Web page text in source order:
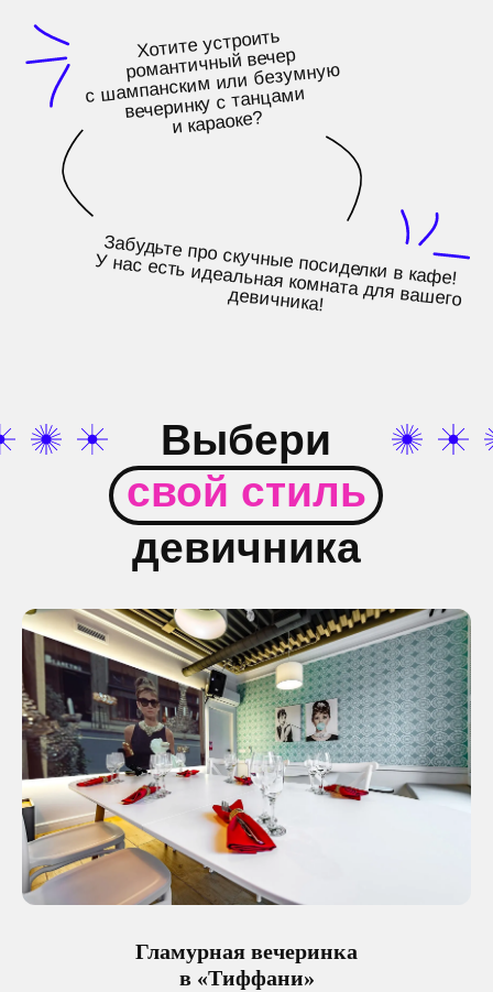
свой стиль
Выбери
девичника
Гламурная вечеринка
в «Тиффани»